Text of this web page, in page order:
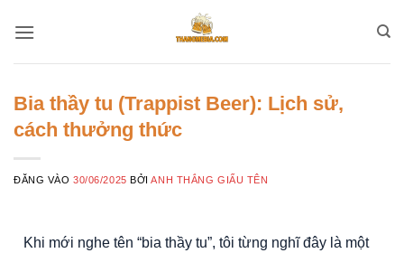
qua
Bia thầy tu (Trappist Beer): Lịch sử,
cách thưởng thức
ĐĂNG VÀO30/06/2025 BỞIANH THẮNG GIẤU TÊN
Khi mới nghe tên “bia thầy tu”, tôi từng nghĩ đây là một